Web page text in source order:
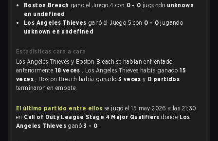
Boston Breach ganó el Juego 4 con 0 - 0 jugando unknown
en undefined
Los Angeles Thieves ganó el Juego 5 con 0 - 0 jugando
unknown en undefined
Estadísticas cara a cara
Los Angeles Thieves y Boston Breach se habían enfrentado
anteriormente 18 veces . Los Angeles Thieves había ganado15
veces , Boston Breach había ganado3 vecesy 0 partidos
terminaron en empate.
El último partido entre ellos se jugó el 15 may 2026 a las 21:30
en Call of Duty League Stage 4 Major Qualifiersdonde Los
Angeles Thieves ganó3 - 0 .